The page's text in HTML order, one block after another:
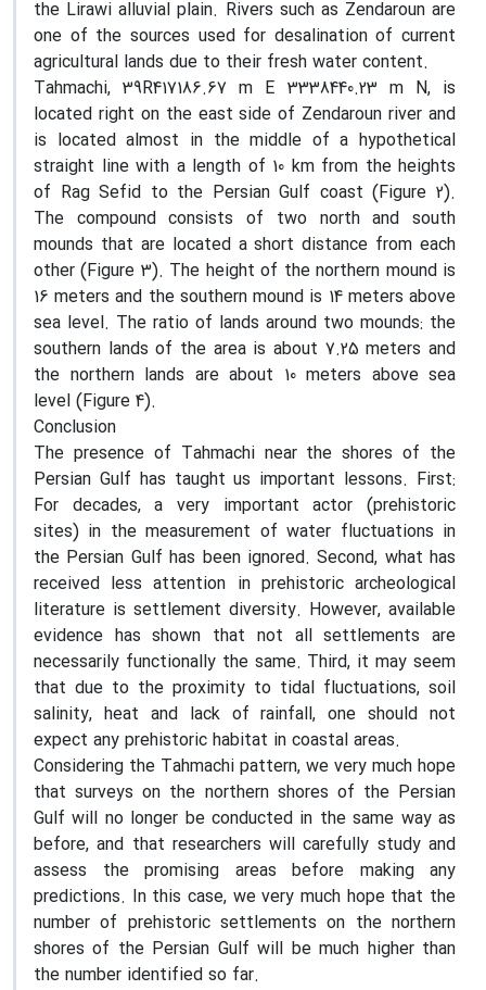
the Lirawi alluvial plain. Rivers such as Zendaroun are
one of the sources used for desalination of current
agricultural lands due to their fresh water content.
Tahmachi, 39R417186.67 m E 3338440.23 m N, is
located right on the east side of Zendaroun river and
is located almost in the middle of a hypothetical
straight line with a length of 10 km from the heights
of Rag Sefid to the Persian Gulf coast (Figure 2).
The compound consists of two north and south
mounds that are located a short distance from each
other (Figure 3). The height of the northern mound is
16 meters and the southern mound is 14 meters above
sea level. The ratio of lands around two mounds: the
southern lands of the area is about 7.25 meters and
the northern lands are about 10 meters above sea
level (Figure 4).
Conclusion
The presence of Tahmachi near the shores of the
Persian Gulf has taught us important lessons. First:
For decades, a very important actor (prehistoric
sites) in the measurement of water fluctuations in
the Persian Gulf has been ignored. Second, what has
received less attention in prehistoric archeological
literature is settlement diversity. However, available
evidence has shown that not all settlements are
necessarily functionally the same. Third, it may seem
that due to the proximity to tidal fluctuations, soil
salinity, heat and lack of rainfall, one should not
expect any prehistoric habitat in coastal areas.
Considering the Tahmachi pattern, we very much hope
that surveys on the northern shores of the Persian
Gulf will no longer be conducted in the same way as
before, and that researchers will carefully study and
assess the promising areas before making any
predictions. In this case, we very much hope that the
number of prehistoric settlements on the northern
shores of the Persian Gulf will be much higher than
the number identified so far.